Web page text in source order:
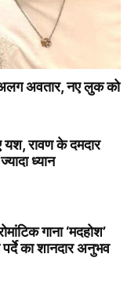
अवतार, नए लुक को
यश, रावण के दमदार
ध्यान
गाना ‘मदहोश’
का शानदार अनुभव